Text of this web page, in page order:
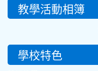
教學活動相簿
學校特色